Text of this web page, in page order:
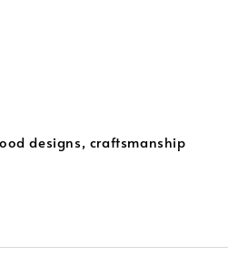
designs, craftsmanship